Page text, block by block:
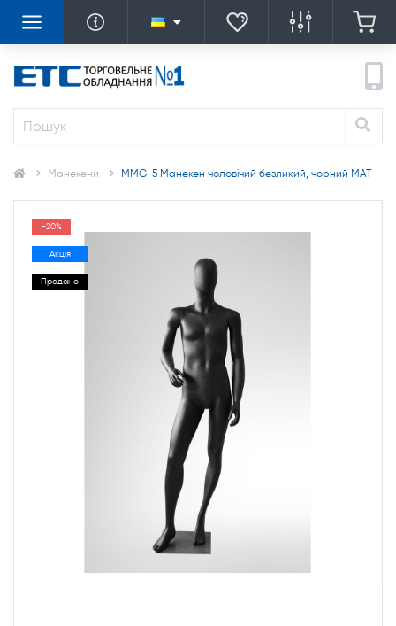
Манекени MMG-5 Манекен чоловічий безликий, чорний МАТ
-20%
Акція
Продано